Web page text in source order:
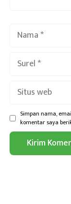
web
Simpan nama,
komentar saya